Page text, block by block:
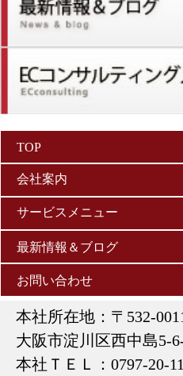
TOP
会社案内
・会社案内メニュー
・経営理念
・会社概要
・アクセス
サービスメニュー
・サービスメニュー
・マーケティング
・他社との差別化
最新情報＆ブログ
お問い合わせ
本社所在地：〒532-
大阪市淀川区西中島5-
本社ＴＥＬ：0797-20-